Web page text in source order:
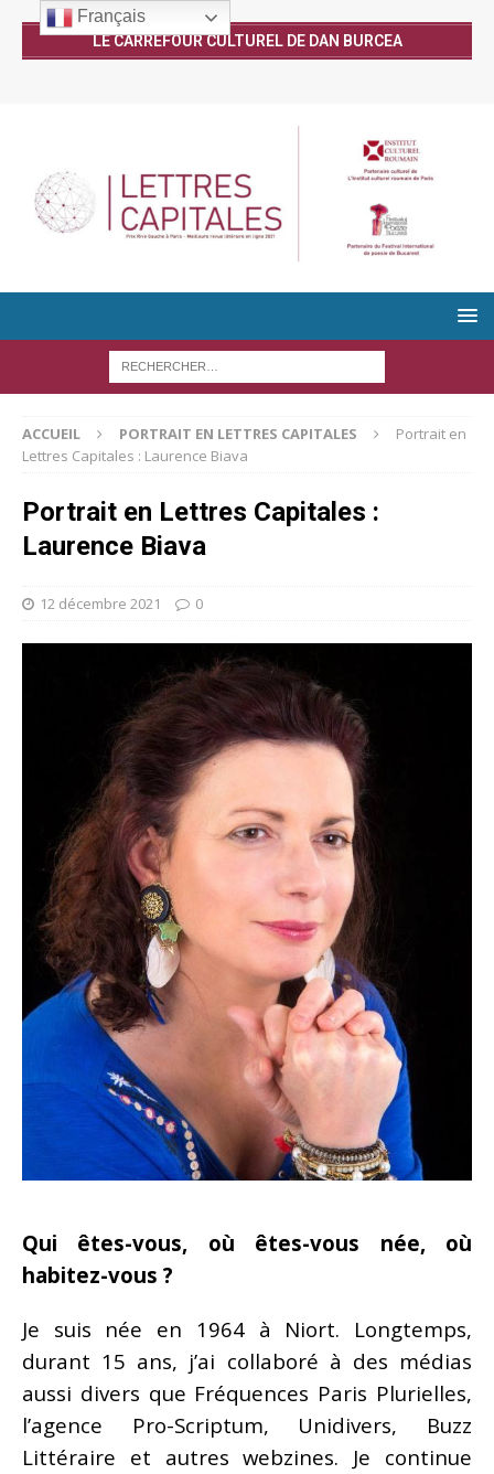
LE CARREFOUR CULTUREL DE DAN BURCEA
ACCUEIL PORTRAIT EN LETTRES CAPITALES
Portrait en
Lettres Capitales : Laurence Biava
Portrait en Lettres Capitales :
Laurence Biava
12 décembre 2021 0
Qui êtes-vous, où êtes-vous née, où
habitez-vous ?
Je suis née en 1964 à Niort. Longtemps,
durant 15 ans, j’ai collaboré à des médias
aussi divers que Fréquences Paris Plurielles,
l’agence Pro-Scriptum, Unidivers, Buzz
Littéraire et autres webzines. Je continue
Français